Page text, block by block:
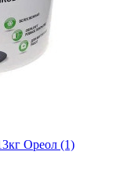
Ореол (1)